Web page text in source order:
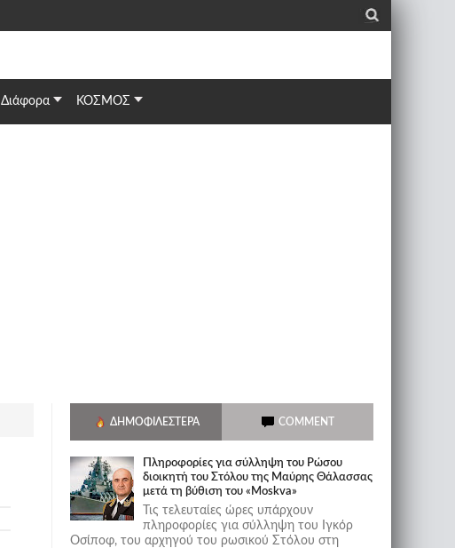
_
Διάφορα ΚΟΣΜΟΣ
ΔΗΜΟΦΙΛΈΣΤΕΡΑ COMMENT
Πληροφορίες για σύλληψη του Ρώσου
διοικητή του Στόλου της Mαύρης Θάλασσας
μετά τη βύθιση του «Moskva»
Τις τελευταίες ώρες υπάρχουν
πληροφορίες για σύλληψη του Ιγκόρ
Οσίποφ, του αρχηγού του ρωσικού Στόλου στη